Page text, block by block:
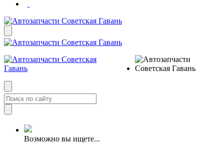
Возможно вы ищете...